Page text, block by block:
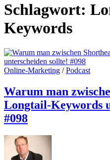
Schlagwort:
Keywords
Online-Marketing /Podcast
Warum man
Longtail-Keywords
#098